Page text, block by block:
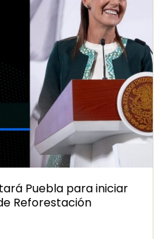
Puebla para iniciar
Reforestación